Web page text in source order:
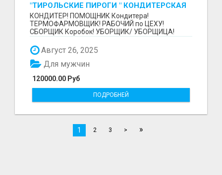
"ТИРОЛЬСКИЕ ПИРОГИ " КОНДИТЕРСКАЯ
ФАБРИКА "КРУГ "
КОНДИТЕР! ПОМОЩНИК Кондитера!
ТЕРМОФАРМОВЩИК! РАБОЧИЙ по ЦЕХУ!
СБОРЩИК Коробок! УБОРЩИК/ УБОРЩИЦА!
~~~~~~~~ Изготовление тортов и пирогов от...
Август 26, 2025
120000.00 Руб
Для мужчин
ПОДРОБНЕЙ
1 2 3 > »